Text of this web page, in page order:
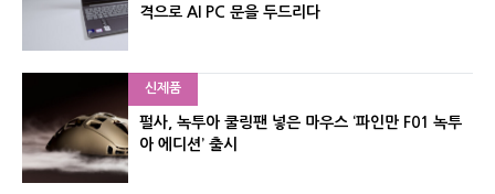
격으로 AI PC 문을 두드리다
신제품
펄사, 녹투아 쿨링팬 넣은 마우스 ‘파인만 F01 녹투
아 에디션’ 출시